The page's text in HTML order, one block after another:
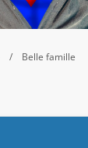
Belle famille